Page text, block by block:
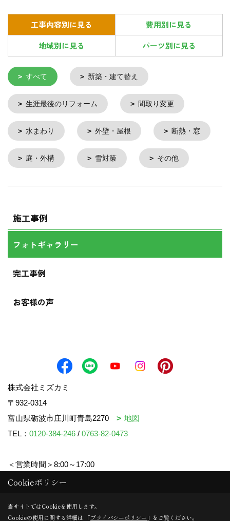
工事内容別に見る
費用別に見る
地域別に見る
パーツ別に見る
すべて 新築・建て替え
生涯最後のリフォーム 間取り変更
水まわり 外壁・屋根 断熱・窓
庭・外構 雪対策 その他
施工事例
フォトギャラリー
完工事例
お客様の声
株式会社ミズカミ
〒932-0314
富山県砺波市庄川町青島2270
地図
TEL： 0120-384-246 / 0763-82-0473
＜営業時間＞8:00～17:00
＜定休日＞水曜日・祝日
Copyright (c) mizukami. All Rights Reserved.
Cookieポリシー
当サイトではCookieを使用します。
Cookieの使用に関する詳細は 「プライバシーポリシー 」をご覧ください。